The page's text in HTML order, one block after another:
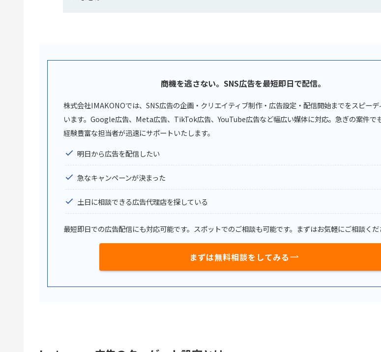
商機を逃さない。 SNS広告を最短即日で配信。
株式会社IMAKONOでは、SNS広告の企画・クリエイティブ制作・広告設定・配信開始までをスピーデ
います。Google広告、Meta広告、TikTok広告、YouTube広告など幅広い媒体に対応。急ぎの案件で
経験豊富な担当者が迅速にサポートいたします。
明日から広告を配信したい
急なキャンペーンが決まった
土日に相談できる広告代理店を探している
最短即日での広告配信にも対応可能です。スポットでのご相談も可能です。まずはお気軽にご相談くだ
まずは無料相談をしてみる